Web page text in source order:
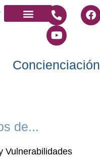
Concienciación
de...
Vulnerabilidades